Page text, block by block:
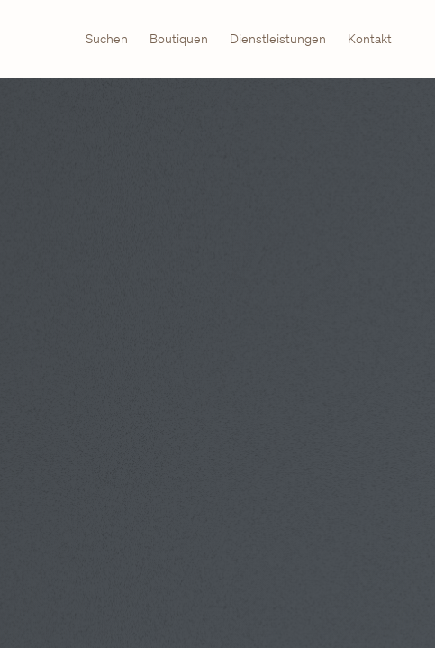
Suchen Boutiquen Dienstleistungen Kontakt